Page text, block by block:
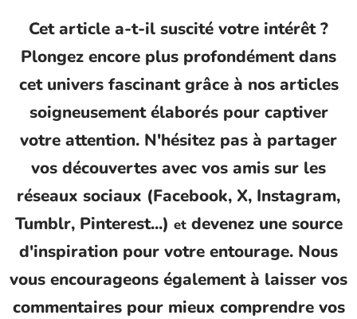
Cet article a-t-il suscité votre intérêt ?
Plongez encore plus profondément dans
cet univers fascinant grâce à nos articles
soigneusement élaborés pour captiver
votre attention. N'hésitez pas à partager
vos découvertes avec vos amis sur les
réseaux sociaux (Facebook, X, Instagram,
Tumblr, Pinterest...) etdevenez une source
d'inspiration pour votre entourage. Nous
vous encourageons également à laisser vos
commentaires pour mieux comprendre vos